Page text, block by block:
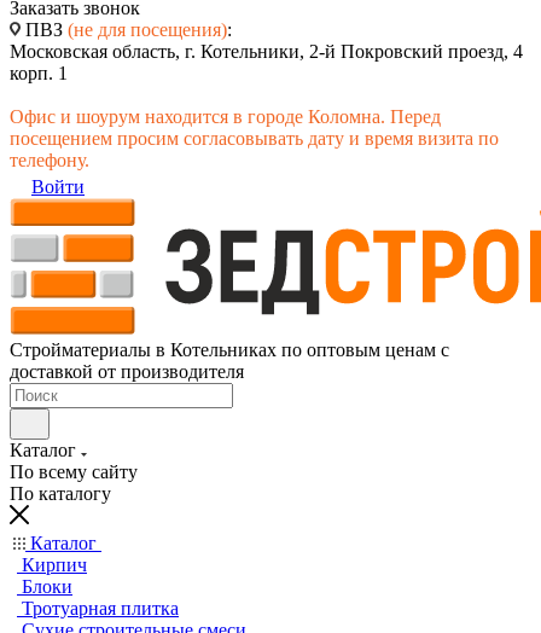
Заказать звонок
ПВЗ (не для посещения):
Московская область, г. Котельники, 2-й Покровский проезд, 4
корп. 1
Офис и шоурум находится в городе Коломна. Перед
посещением просим согласовывать дату и время визита по
телефону.
Войти
Стройматериалы в Котельниках по оптовым ценам с
доставкой от производителя
Каталог
По всему сайту
По каталогу
Каталог
Кирпич
Блоки
Тротуарная плитка